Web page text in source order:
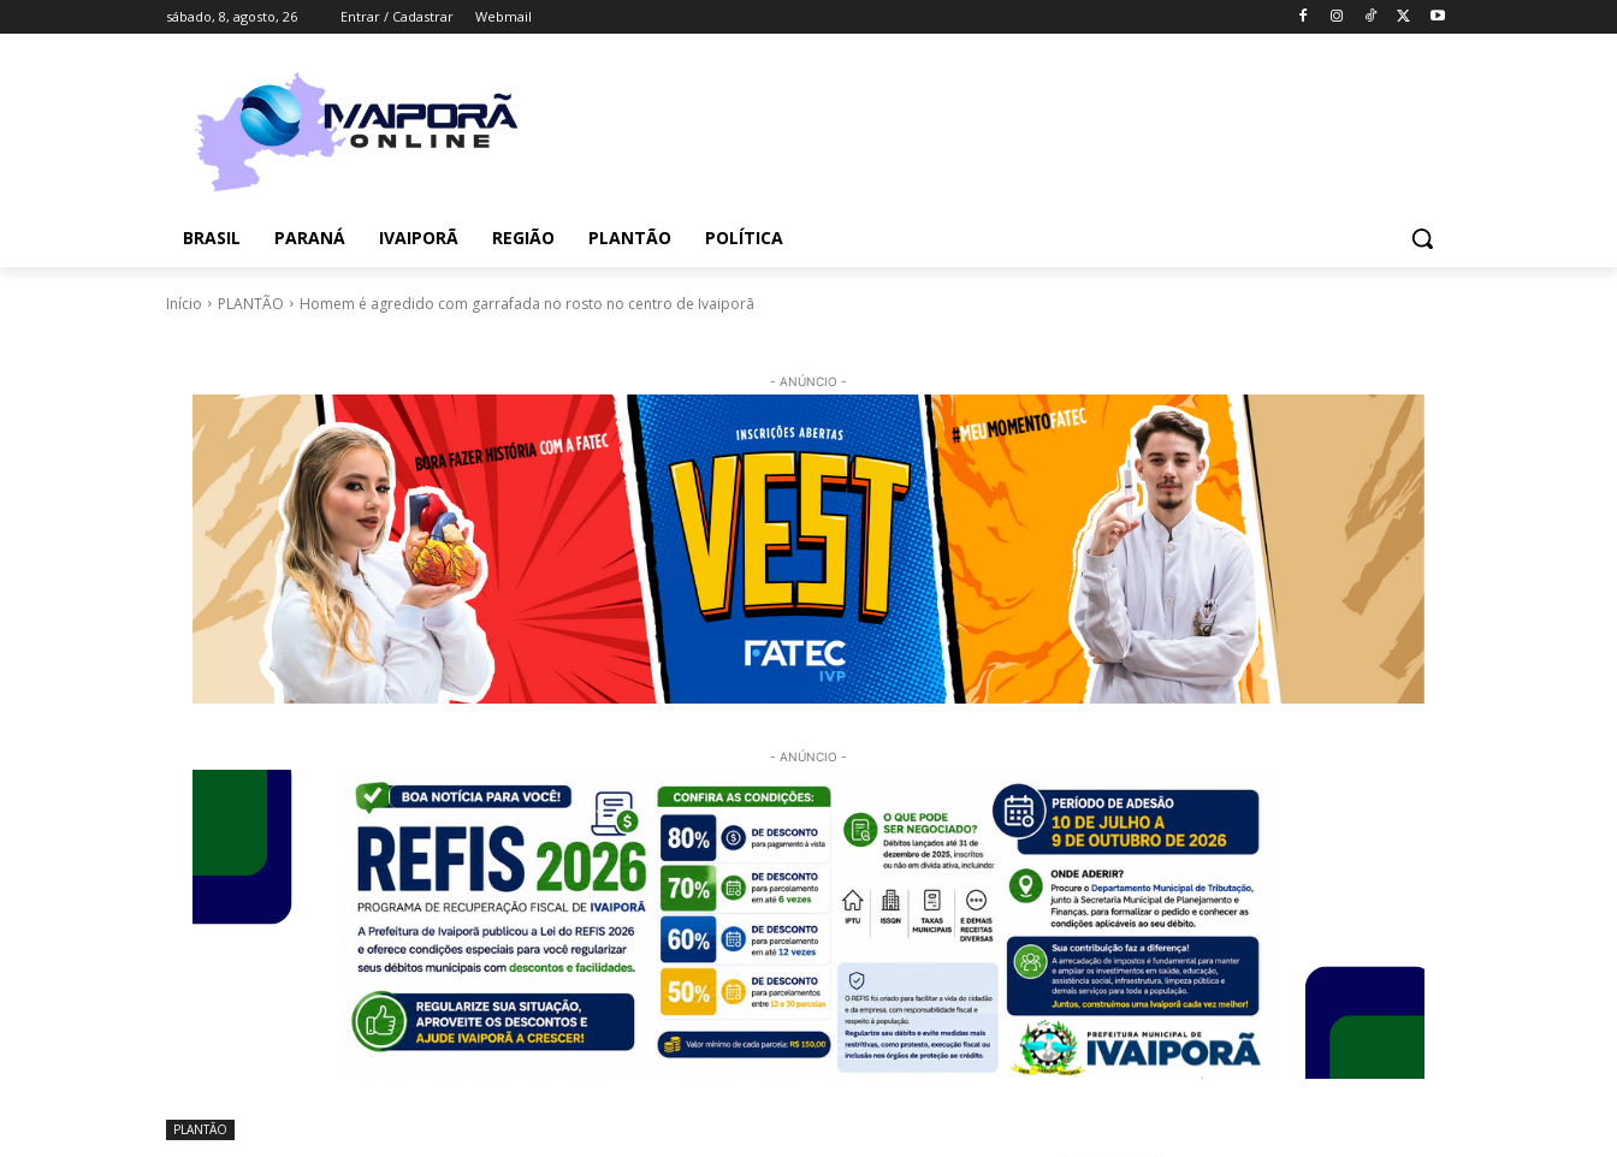
sábado, 8, agosto, 26 Entrar / Cadastrar Webmail
BRASIL PARANÁ IVAIPORÃ REGIÃO PLANTÃO POLÍTICA
Início PLANTÃO Homem é agredido com garrafada no rosto no centro de Ivaiporã
- ANÚNCIO -
- ANÚNCIO -
PLANTÃO